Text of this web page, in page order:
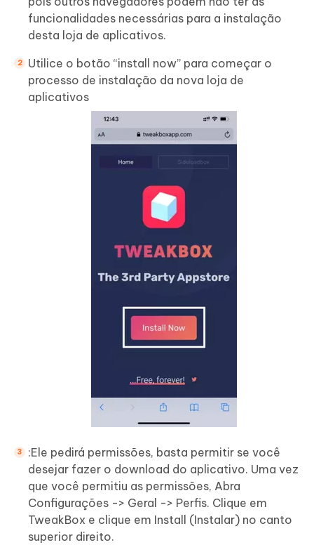
funcionalidades necessárias para a instalação
desta loja de aplicativos.
Utilice o botão “install now” para começar o
processo de instalação da nova loja de
aplicativos
:Ele pedirá permissões, basta permitir se você
desejar fazer o download do aplicativo. Uma vez
que você permitiu as permissões, Abra
Configurações -> Geral -> Perfis. Clique em
TweakBox e clique em Install (Instalar) no canto
superior direito.